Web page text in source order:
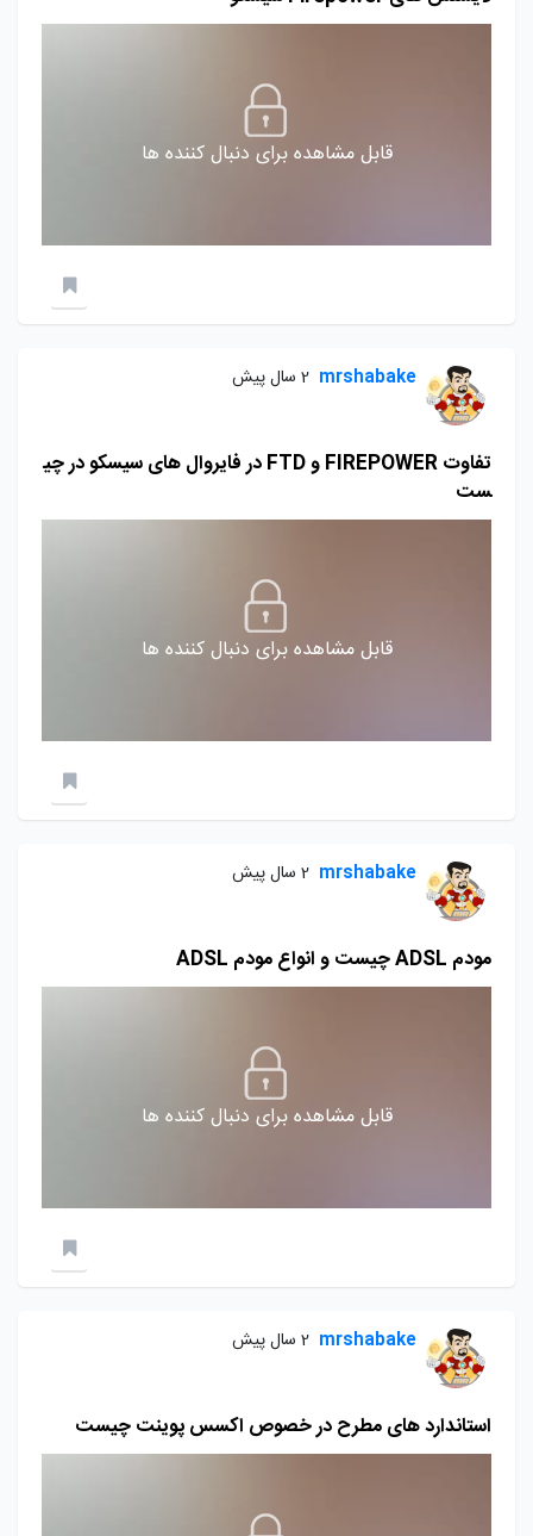
قابل مشاهده برای دنبال کننده ها
mrshabake 2 سال پیش
تفاوت FIREPOWER و FTD در فایروال های سیسکو در چی
ست
قابل مشاهده برای دنبال کننده ها
mrshabake 2 سال پیش
مودم ADSL چیست و انواع مودم ADSL
قابل مشاهده برای دنبال کننده ها
mrshabake 2 سال پیش
استاندارد های مطرح در خصوص اکسس پوینت چیست